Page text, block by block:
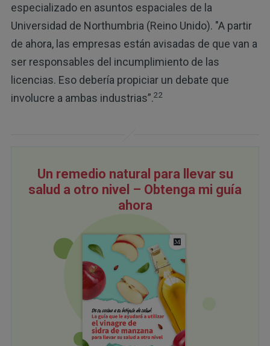
especializado en asuntos espaciales de la
Universidad de Northumbria (Reino Unido). "A partir
de ahora, las empresas están avisadas de que van a
ser responsables del incumplimiento de las
licencias. Eso debería propiciar un debate que
involucre a ambas industrias”.22
Un remedio natural para llevar su
salud a otro nivel – Obtenga mi guía
ahora